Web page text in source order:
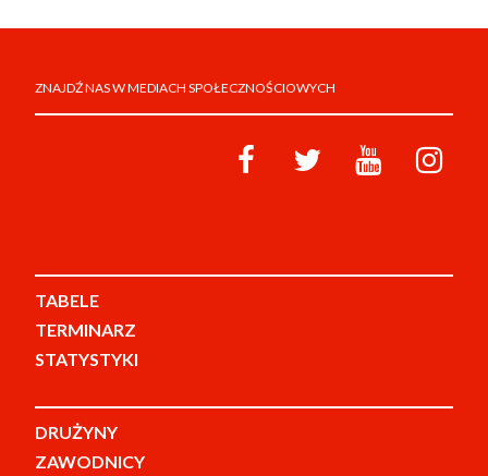
ZNAJDŹ NAS W MEDIACH SPOŁECZNOŚCIOWYCH
TABELE
TERMINARZ
STATYSTYKI
DRUŻYNY
ZAWODNICY